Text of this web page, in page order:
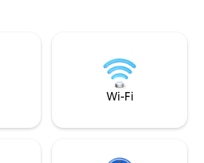
購入の場合。ペッ
ます。6月6日～8
日のみ）
在になるよう、喜
ただきます。
Wi-Fi